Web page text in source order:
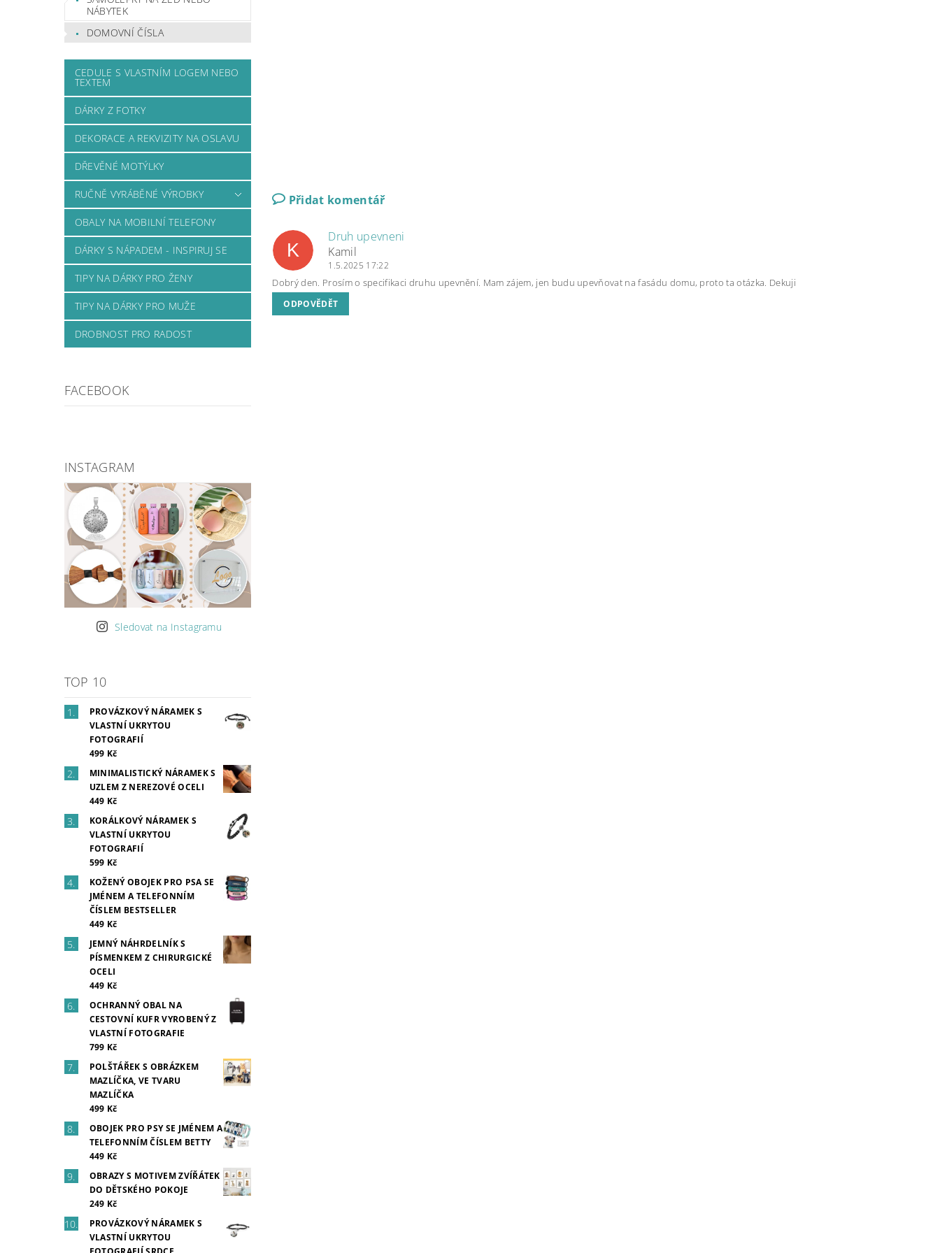
NÁBYTEK
DOMOVNÍ ČÍSLA
CEDULE S VLASTNÍM LOGEM NEBO
TEXTEM
DÁRKY Z FOTKY
DEKORACE A REKVIZITY NA OSLAVU
DŘEVĚNÉ MOTÝLKY
RUČNĚ VYRÁBĚNÉ VÝROBKY
OBALY NA MOBILNÍ TELEFONY
DÁRKY S NÁPADEM - INSPIRUJ SE
TIPY NA DÁRKY PRO ŽENY
TIPY NA DÁRKY PRO MUŽE
DROBNOST PRO RADOST
FACEBOOK
INSTAGRAM
Sledovat na Instagramu
TOP 10
PROVÁZKOVÝ NÁRAMEK S
VLASTNÍ UKRYTOU
FOTOGRAFIÍ
499 Kč
MINIMALISTICKÝ NÁRAMEK S
UZLEM Z NEREZOVÉ OCELI
449 Kč
KORÁLKOVÝ NÁRAMEK S
VLASTNÍ UKRYTOU
FOTOGRAFIÍ
599 Kč
KOŽENÝ OBOJEK PRO PSA SE
JMÉNEM A TELEFONNÍM
ČÍSLEM BESTSELLER
449 Kč
JEMNÝ NÁHRDELNÍK S
PÍSMENKEM Z CHIRURGICKÉ
OCELI
449 Kč
OCHRANNÝ OBAL NA
CESTOVNÍ KUFR VYROBENÝ Z
VLASTNÍ FOTOGRAFIE
799 Kč
POLŠTÁŘEK S OBRÁZKEM
MAZLÍČKA, VE TVARU
MAZLÍČKA
499 Kč
OBOJEK PRO PSY SE JMÉNEM A
TELEFONNÍM ČÍSLEM BETTY
449 Kč
OBRAZY S MOTIVEM ZVÍŘÁTEK
DO DĚTSKÉHO POKOJE
249 Kč
PROVÁZKOVÝ NÁRAMEK S
VLASTNÍ UKRYTOU
Přidat komentář
K
Druh upevneni
Kamil
1.5.2025 17:22
Dobrý den. Prosím o specifikaci druhu upevnění. Mam zájem, jen budu upevňovat na fasádu domu, proto ta otázka. Dekuji
ODPOVĚDĚT